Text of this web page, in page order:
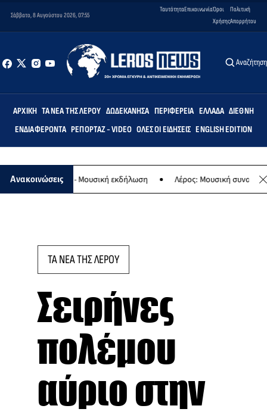
Σάββατο, 8 Αυγούστου 2026, 07:55
ΤαυτότηταΕπικοινωνίαΌροι
Χρήσης
Πολιτική
Απορρήτου
Αναζήτηση
ΑΡΧΙΚΉ ΤΑ ΝΈΑ ΤΗΣ ΛΈΡΟΥ ΔΩΔΕΚΆΝΗΣΑ ΠΕΡΙΦΈΡΕΙΑ ΕΛΛΆΔΑ ΔΙΕΘΝΉ
ΕΝΔΙΑΦΈΡΟΝΤΑ ΡΕΠΟΡΤΆΖ - VIDEO ΌΛΕΣ ΟΙ ΕΙΔΉΣΕΙΣ ENGLISH EDITION
Ανακοινώσεις
της Παναγίας - Μουσική εκδήλωση Λέρος: Μουσική συναυλία
ΤΑ ΝΕΑ ΤΗΣ ΛΕΡΟΥ
Σειρήνες
πολέμου
αύριο στην